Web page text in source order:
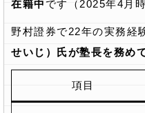
在籍中 です（2025年4月時
野村證券で22年の実務経
せいじ）氏が塾長を務め
項目